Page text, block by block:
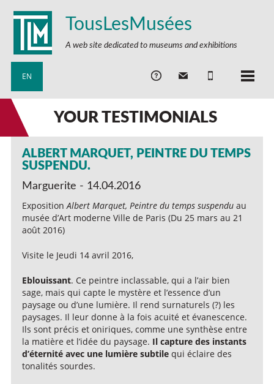
TousLesMusées
A web site dedicated to museums and exhibitions
EN
YOUR TESTIMONIALS
ALBERT MARQUET, PEINTRE DU TEMPS
SUSPENDU.
Marguerite - 14.04.2016
ExpositionAlbert Marquet, Peintre du temps suspendu au
musée d’Art moderne Ville de Paris (Du 25 mars au 21
août 2016)
Visite le Jeudi 14 avril 2016,
Eblouissant. Ce peintre inclassable, qui a l’air bien
sage, mais qui capte le mystère et l’essence d’un
paysage ou d’une lumière. Il rend surnaturels (?) les
paysages. Il leur donne à la fois acuité et évanescence.
Ils sont précis et oniriques, comme une synthèse entre
la matière et l’idée du paysage. Il capture des instants
d’éternité avec une lumière subtile qui éclaire des
tonalités sourdes.